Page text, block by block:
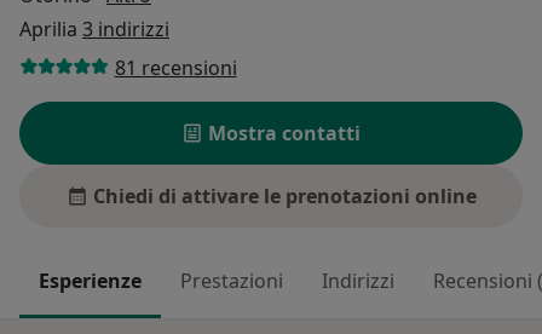
Aprilia 3 indirizzi
81 recensioni
Mostra contatti
Chiedi di attivare le prenotazioni online
Esperienze Prestazioni Indirizzi Recensioni